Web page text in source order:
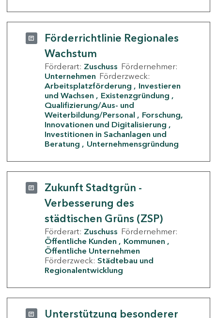
Förderrichtlinie Regionales
Wachstum
Förderart: Zuschuss Fördernehmer:
Unternehmen Förderzweck:
Arbeitsplatzförderung
Investieren
und Wachsen
Existenzgründung
Qualifizierung/Aus- und
Weiterbildung/Personal
Forschung,
Innovationen und Digitalisierung
Investitionen in Sachanlagen und
Beratung
Unternehmensgründung
Zukunft Stadtgrün -
Verbesserung des
städtischen Grüns (ZSP)
Förderart: Zuschuss Fördernehmer:
Öffentliche Kunden
Kommunen
Öffentliche Unternehmen
Förderzweck: Städtebau und
Regionalentwicklung
Unterstützung besonderer